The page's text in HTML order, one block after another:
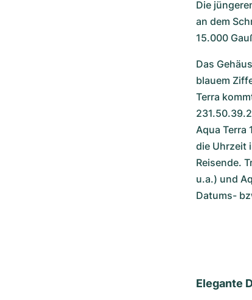
Die
an dem
15.000
Das
blauem
Terra
Aqua Terra
die Uhrzeit
Reisende.
u.a.) und
Datums-
Elegante